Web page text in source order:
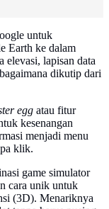
untuk
Earth ke dalam
elevasi, lapisan data
dikutip dari
egg atau fitur
kesenangan
menjadi menu
klik.
game simulator
cara unik untuk
(3D). Menariknya